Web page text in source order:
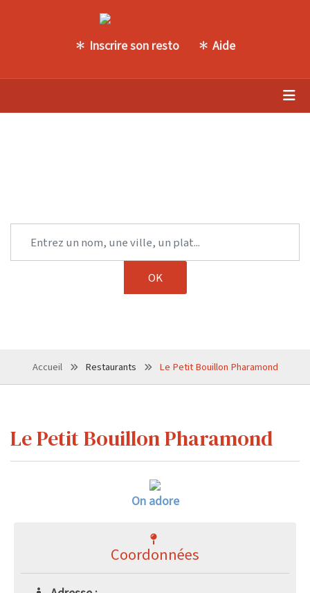
Inscrire son resto Aide
Accueil Restaurants Le Petit Bouillon Pharamond
Le Petit Bouillon Pharamond
On adore
Coordonnées